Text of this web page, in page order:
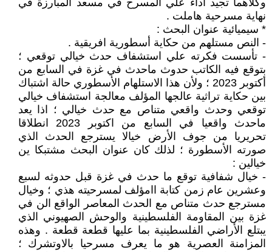
وكلاهما تجيد أداء علي المسرح في مسعد المبارزة في
نهاية مسرحية هاملت .
* سيميائية عنوان البحث :
- النص مستلهم من حكاية أسطورية افريقية .
- تأسست فكرته علي استشفاف حدث خيالي توقعي ؛
بتوقع فيه الكاتب حدوث ماحدث في غزة في السابع من
أكتوبر 2023 ؛ ولأن هذا الاستلهام الأسطوري حالة اشتباك
بين حكاية تراثية عالجها المؤلف معالجة استشفاف خيالي
توقعي وحدث واقعي متناص مع حدث خيالي ؛ اذا يعد
ماحدث واقعيا في السابع من اكتوبر 2023 انطلاقا
تحريريا من جوف الأرض خيالا يسترجع الحدث الذي
صورته الأسطورة ؛ لذلك كان عنوان البحث مشتبكا ين
خيالين :
- خيال شفافية توقع ما حدث في غزة قبل حدوثه لسبع
وعشرين عام زمن كتابة اامؤلف لمسرحيته هذي ؛ وخيال
مسترجع حدث متناص مع الحدث المعاصر الواقع الن في
غزة بين المقاومة الفلسطينية والوحش الصهيوني الذي
يبتلع الأراضي الفلسطينية بما عليها قطعة قطعة . وهذه
المزامنة العصرية هو ما يعرف مسرحيا بالاوتشرك ؛